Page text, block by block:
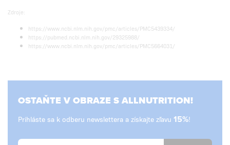
Zdroje:
https://www.ncbi.nlm.nih.gov/pmc/articles/PMC5439334/
https://pubmed.ncbi.nlm.nih.gov/29325988/
https://www.ncbi.nlm.nih.gov/pmc/articles/PMC5664031/
OSTAŇTE V OBRAZE S ALLNUTRITION!
Prihláste sa k odberu newslettera a získajte zľavu 15%!